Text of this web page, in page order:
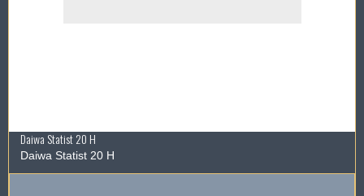
Daiwa Statist 20 H
Daiwa Statist 20 H